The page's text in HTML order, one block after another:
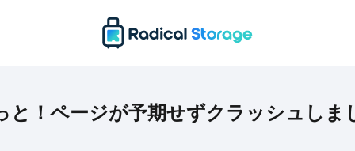
と！ページが予期せずクラッシュしま